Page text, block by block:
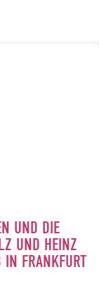
UND DIE
UND HEINZ
IN FRANKFURT